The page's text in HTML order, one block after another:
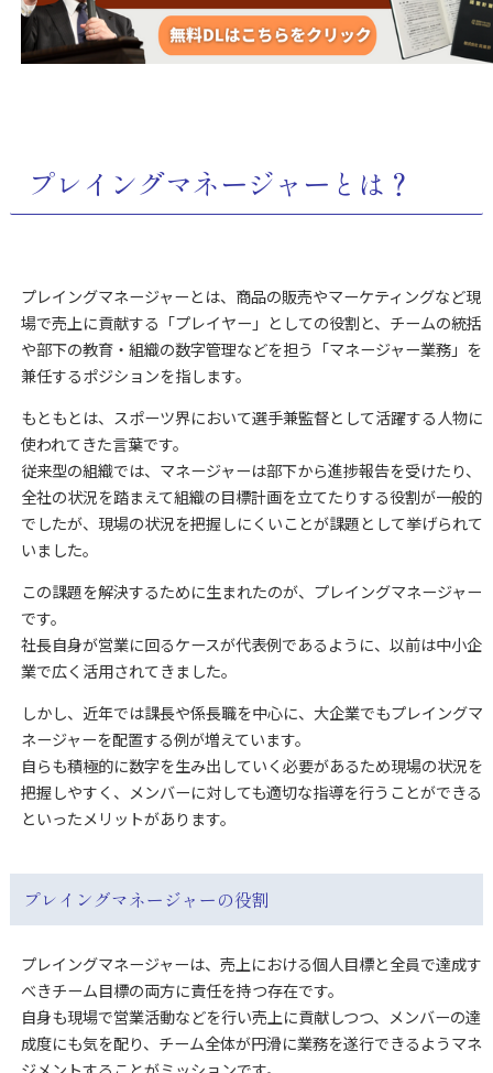
プレイングマネージャーとは？
プレイングマネージャーとは、商品の販売やマーケティングなど現
場で売上に貢献する「プレイヤー」としての役割と、チームの統括
や部下の教育・ 組織の数字管理などを担う「マネージャー業務」を
兼任するポジションを指します。
もともとは、スポーツ界において選手兼監督として活躍する人物に
使われてきた言葉です。
従来型の組織では、マネージャーは部下から進捗報告を受けたり、
全社の状況を踏まえて組織の目標計画を立てたりする役割が一般的
でしたが、現場の状況を把握しにくいことが課題として挙げられて
いました。
この課題を解決するために生まれたのが、プレイングマネージャー
です。
社長自身が営業に回るケースが代表例であるように、以前は中小企
業で広く活用されてきました。
しかし、近年では課長や係長職を中心に、大企業でもプレイングマ
ネージャーを配置する例が増えています。
自らも積極的に数字を生み出していく必要があるため現場の状況を
把握しやすく、メンバーに対しても適切な指導を行うことができる
といったメリットがあります。
プレイングマネージャーの役割
プレイングマネージャーは、売上における個人目標と全員で達成す
べきチーム目標の両方に責任を持つ存在です。
自身も現場で営業活動などを行い売上に貢献しつつ、メンバーの達
成度にも気を配り、チーム全体が円滑に業務を遂行できるようマネ